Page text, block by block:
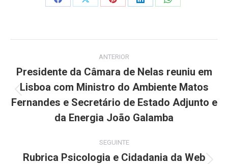
Share
Share
Share
Share
Share
navigation
ANTERIOR
post:
Presidente da Câmara de Nelas reuniu em
Lisboa com Ministro do Ambiente Matos
Fernandes e Secretário de Estado Adjunto e
da Energia João Galamba
SEGUINTE
Rubrica Psicologia e Cidadania da Web